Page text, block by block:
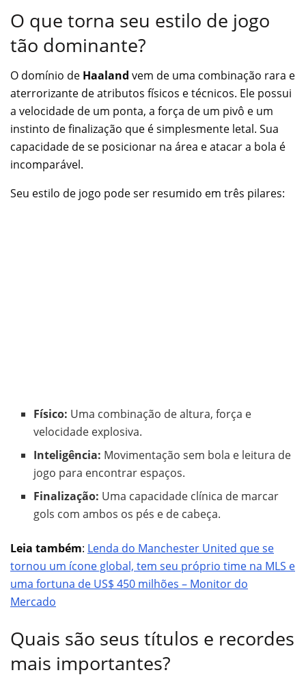
O que torna seu estilo de jogo
tão dominante?
O domínio de Haaland vem de uma combinação rara e
aterrorizante de atributos físicos e técnicos. Ele possui
a velocidade de um ponta, a força de um pivô e um
instinto de finalização que é simplesmente letal. Sua
capacidade de se posicionar na área e atacar a bola é
incomparável.
Seu estilo de jogo pode ser resumido em três pilares:
Físico: Uma combinação de altura, força e
velocidade explosiva.
Inteligência: Movimentação sem bola e leitura de
jogo para encontrar espaços.
Finalização: Uma capacidade clínica de marcar
gols com ambos os pés e de cabeça.
Leia também: Lenda do Manchester United que se
tornou um ícone global, tem seu próprio time na MLS e
uma fortuna de US$ 450 milhões – Monitor do
Mercado
Quais são seus títulos e recordes
mais importantes?